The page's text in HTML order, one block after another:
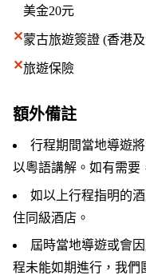
美金20元
✕蒙古旅遊簽證 (香港
✕旅遊保險
額外備註
行程期間當地導遊
以粵語講解。如有需要
如以上行程指明的
住同級酒店。
屆時當地導遊或會
程未能如期進行，我們